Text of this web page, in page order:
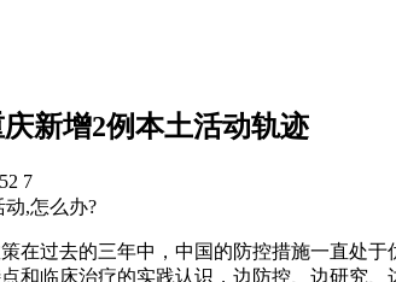
新增2例本土活动轨迹
7
,怎么办?
在过去的三年中，中国的防控措施一直处
和临床治疗的实践认识，边防控、边研究、